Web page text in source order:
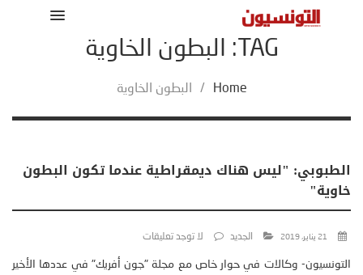
TAG: البطون الخاوية
Home
/ البطون الخاوية
الطبوبي: "ليس هناك ديمقراطية عندما تكون البطون
خاوية"
21 يناير، 2019 الجديد لا توجد تعليقات
التونسيون- وكالات في حوار خاص مع مجلة "جون أفريك" في عددها الأخير